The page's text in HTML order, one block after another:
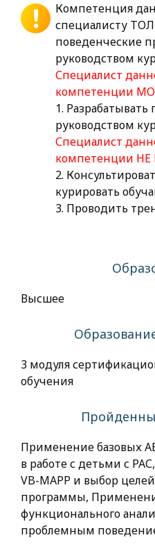
Компетенция
специалисту
поведенческие
руководством
Специалист
компетенции
1.
руководством
Специалист
компетенции
2.
курировать
3. Проводить
Высшее
3 модуля
обучения
Применение базовых
в работе с детьми с
VB-MAPP и выбор
программы,
функционального
проблемным